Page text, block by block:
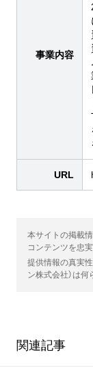
事業内容
URL
本サイトの掲載
コンテンツを忠
提供情報の真実性
ン株式会社）は
関連記事